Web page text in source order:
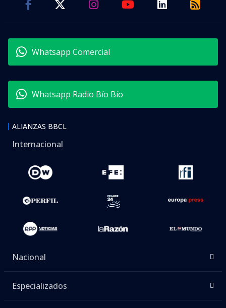
Whatsapp Comercial
Whatsapp Radio Bío Bío
ALIANZAS BBCL
Internacional
Nacional
Especializados